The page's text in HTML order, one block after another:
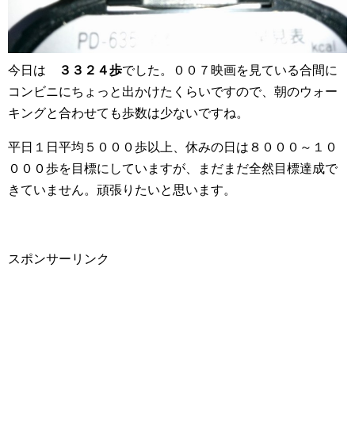
今日は ３３２４歩でした。００７映画を見ている合間に
コンビニにちょっと出かけたくらいですので、朝のウォー
キングと合わせても歩数は少ないですね。
平日１日平均５０００歩以上、休みの日は８０００～１０
０００歩を目標にしていますが、まだまだ全然目標達成で
きていません。頑張りたいと思います。
スポンサーリンク